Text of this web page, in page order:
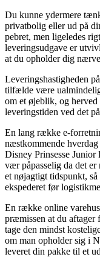
Du kunne ydermere
privatbolig eller ud på
pebret, men ligeledes
leveringsudgave er
at du opholder dig
Leveringshastigheden
tilfælde være
om et øjeblik, og herved
leveringstiden ved det
En lang række e-
næstkommende
Disney Prinsesse Junior
vær påpasselig da det
et nøjagtigt tidspunkt,
ekspederet før
En række online
præmissen at du aftager
tage den mindst
om man opholder sig i
leveret din pakke til et